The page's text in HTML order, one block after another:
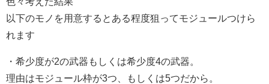
以下のモノを用意するとある程度狙ってモジュールつけら
れます
・希少度が2の武器もしくは希少度4の武器。
理由はモジュール枠が3つ、もしくは5つだから。